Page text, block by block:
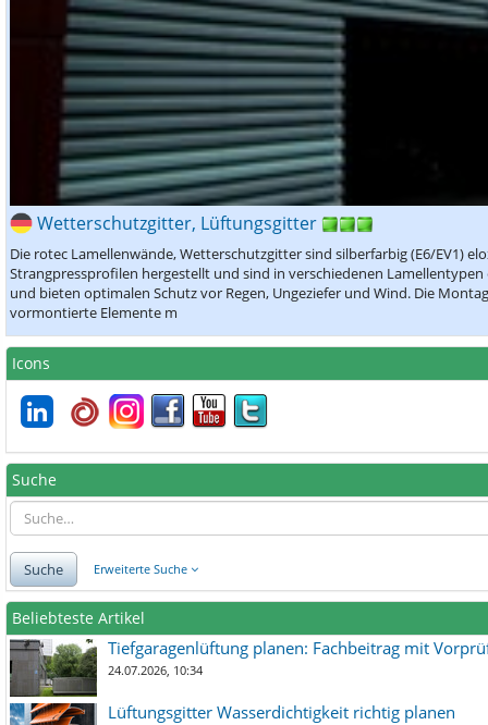
Wetterschutzgitter, Lüftungsgitter
Die rotec Lamellenwände, Wetterschutzgitter sind silberfarbig (E6/EV1)
Strangpressprofilen hergestellt und sind in verschiedenen
und bieten optimalen Schutz vor Regen, Ungeziefer und Wind. Die
vormontierte Elemente m
Icons
Suche
Suche Erweiterte Suche
Beliebteste Artikel
Tiefgaragenlüftung planen: Fachbeitrag mit
24.07.2026, 10:34
Lüftungsgitter Wasserdichtigkeit richtig planen